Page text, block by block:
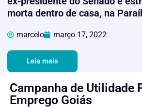
morta dentro de casa, na
marcelo março 17, 2022
Leia mais
Campanha de Utilidade
Emprego Goiás